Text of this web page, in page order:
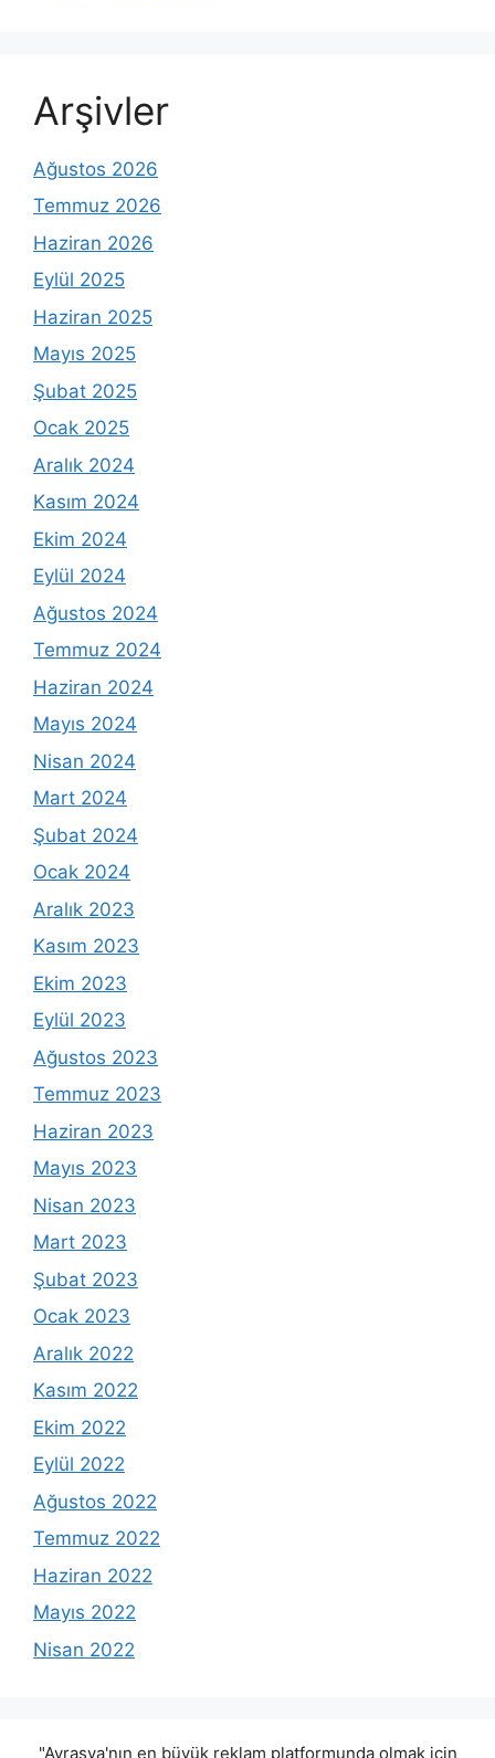
Arşivler
Ağustos 2026
Temmuz 2026
Haziran 2026
Eylül 2025
Haziran 2025
Mayıs 2025
Şubat 2025
Ocak 2025
Aralık 2024
Kasım 2024
Ekim 2024
Eylül 2024
Ağustos 2024
Temmuz 2024
Haziran 2024
Mayıs 2024
Nisan 2024
Mart 2024
Şubat 2024
Ocak 2024
Aralık 2023
Kasım 2023
Ekim 2023
Eylül 2023
Ağustos 2023
Temmuz 2023
Haziran 2023
Mayıs 2023
Nisan 2023
Mart 2023
Şubat 2023
Ocak 2023
Aralık 2022
Kasım 2022
Ekim 2022
Eylül 2022
Ağustos 2022
Temmuz 2022
Haziran 2022
Mayıs 2022
Nisan 2022
"Avrasya'nın en büyük reklam platformunda olmak için